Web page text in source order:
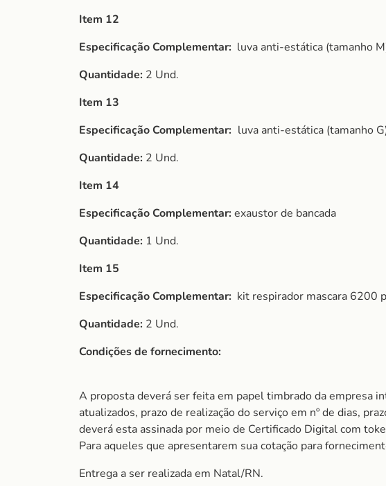
Item 12
Especificação Complementar: luva anti-estática (tamanho
Quantidade: 2 Und.
Item 13
Especificação Complementar: luva anti-estática (tamanho
Quantidade: 2 Und.
Item 14
Especificação Complementar:exaustor de bancada
Quantidade: 1 Und.
Item 15
Especificação Complementar: kit respirador mascara 6200
Quantidade: 2 Und.
Condições de fornecimento:
A proposta deverá ser feita em papel timbrado da empresa
atualizados, prazo de realização do serviço em nº de dias,
deverá esta assinada por meio de Certificado Digital com
Para aqueles que apresentarem sua cotação para
Entrega a ser realizada em Natal/RN.